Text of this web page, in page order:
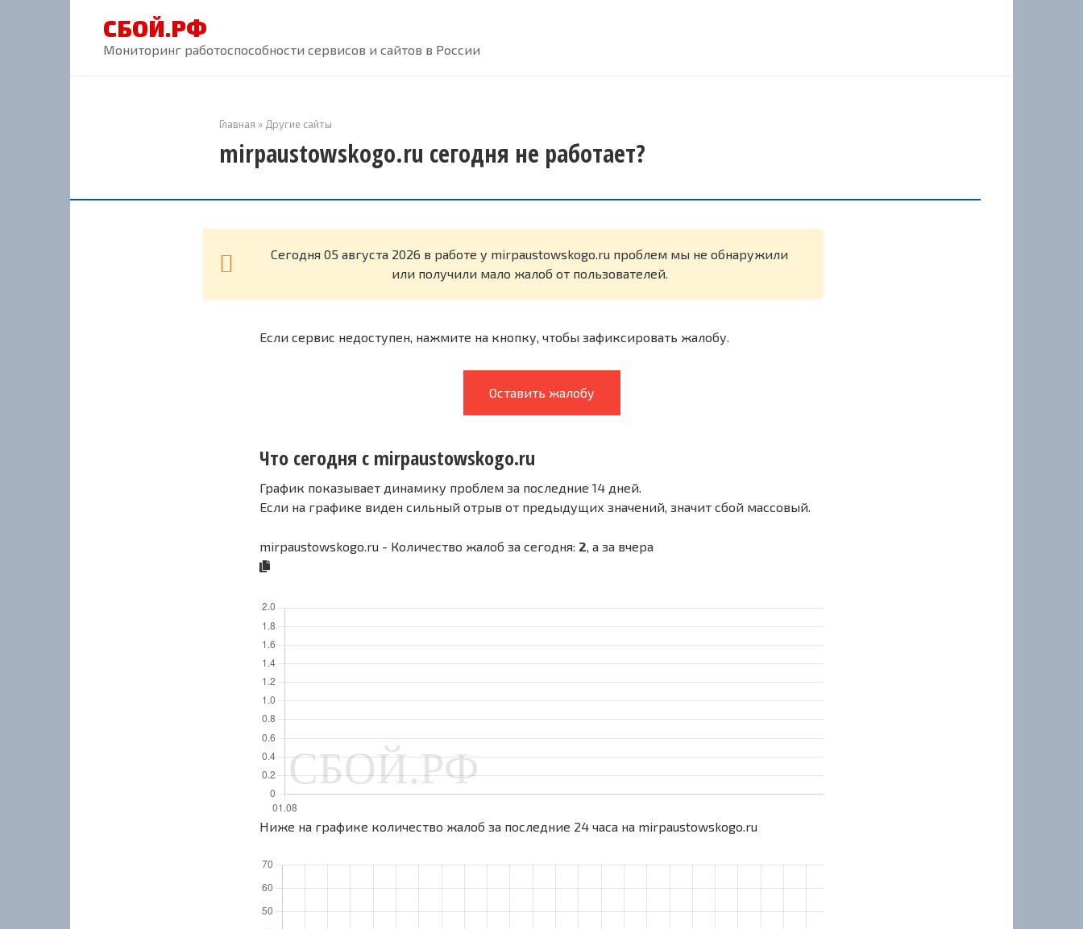
СБОЙ.РФ
Мониторинг работоспособности сервисов и сайтов в России
Главная » Другие сайты
mirpaustowskogo.ru сегодня не работает?
Cегодня 05 августа 2026 в работе у mirpaustowskogo.ru проблем мы не обнаружили
или получили мало жалоб от пользователей.
Если сервис недоступен, нажмите на кнопку, чтобы зафиксировать жалобу.
Оставить жалобу
Что сегодня с mirpaustowskogo.ru
График показывает динамику проблем за последние 14 дней.
Если на графике виден сильный отрыв от предыдущих значений, значит сбой массовый.
mirpaustowskogo.ru - Количество жалоб за сегодня: 2, а за вчера
Ниже на графике количество жалоб за последние 24 часа на mirpaustowskogo.ru